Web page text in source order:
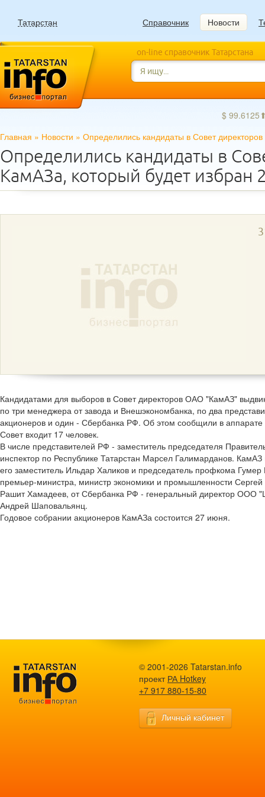
Татарстан Справочник Новости
on-line справочник Татарстана
$
Главная » Новости » Определились кандидаты в Совет
Определились кандидаты в
КамАЗа, который будет избран
Кандидатами для выборов в Совет директоров ОАО "КамАЗ"
по три менеджера от завода и Внешэкономбанка, по два
акционеров и один - Сбербанка РФ. Об этом сообщили в
Совет входит 17 человек.
В числе представителей РФ - заместитель председателя
инспектор по Республике Татарстан Марсел Галимарданов.
его заместитель Ильдар Халиков и председатель профкома
премьер-министра, министр экономики и промышленности
Рашит Хамадеев, от Сбербанка РФ - генеральный директор ООО
Андрей Шаповальянц.
Годовое собрании акционеров КамАЗа состоится 27 июня.
© 2001-2026 Tatarstan.info
проект РА Hotkey
+7 917 880-15-80
Личный кабинет